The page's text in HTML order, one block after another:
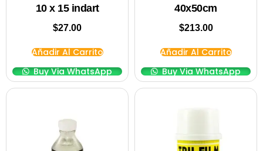
10 x 15 indart
$27.00
Añadir Al Carrito
Buy Via WhatsApp
40x50cm
$213.00
Añadir Al Carrito
Buy Via WhatsApp